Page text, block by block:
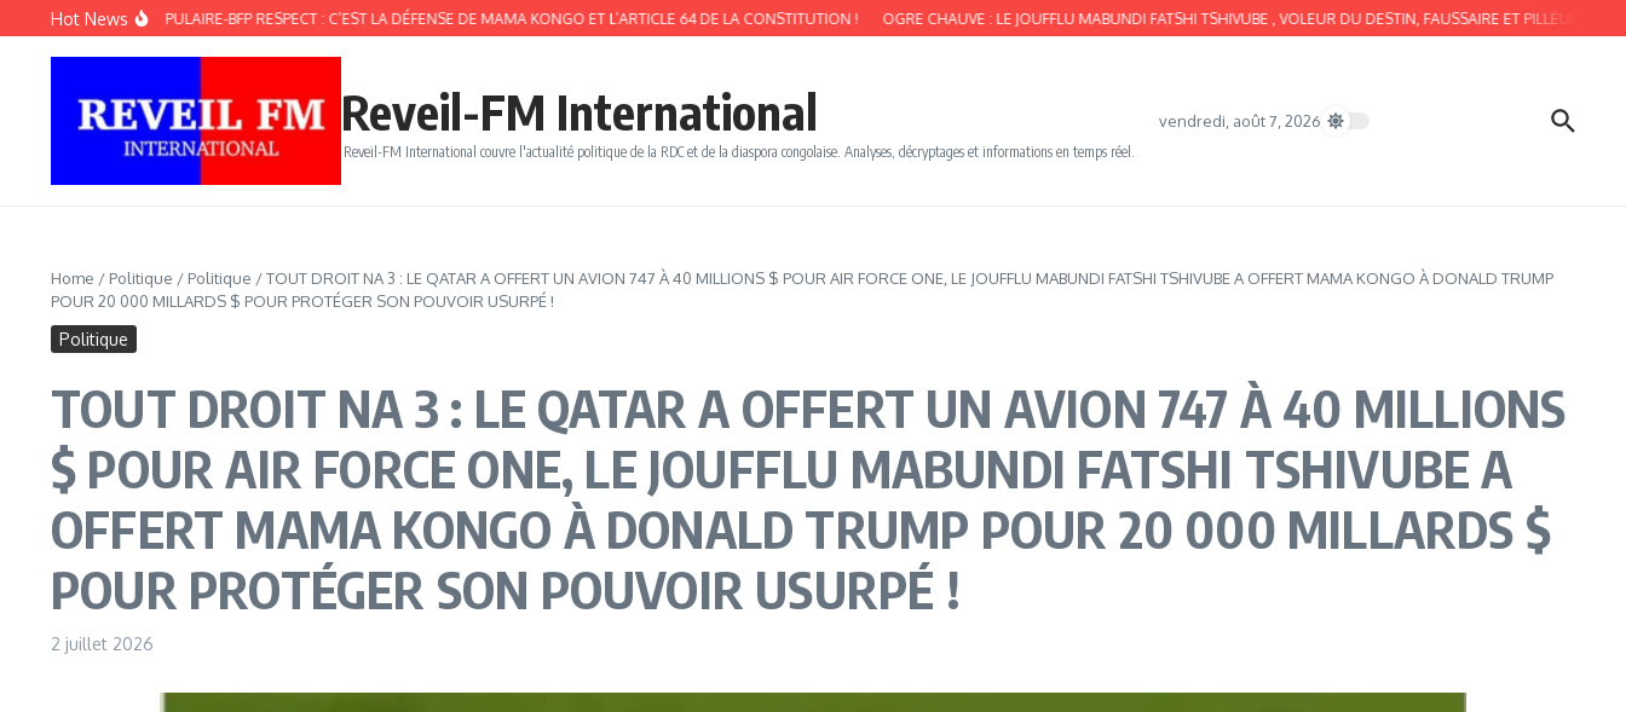
Aller au contenu
Hot News
FRONT POPULAIRE-BFP RESPECT : C’EST LA DÉFENSE DE MAMA KONGO ET L’ARTICLE 64 DE LA CONSTITUTION ! OGRE CHAUVE : LE JOUFFLU MABUNDI FATSHI TSHIVUBE , VOLEUR DU DESTIN, FAUSSAIRE ET PILLEUR, EST BIPOLAIRE !
Reveil-FM International
Reveil-FM International couvre l'actualité politique de la RDC et de la diaspora congolaise. Analyses, décryptages et informations en temps réel.
vendredi, août 7, 2026
Home / Politique / Politique /TOUT DROIT NA 3 : LE QATAR A OFFERT UN AVION 747 À 40 MILLIONS $ POUR AIR FORCE ONE, LE JOUFFLU MABUNDI FATSHI TSHIVUBE A OFFERT MAMA KONGO À DONALD TRUMP
POUR 20 000 MILLARDS $ POUR PROTÉGER SON POUVOIR USURPÉ !
Politique
TOUT DROIT NA 3 : LE QATAR A OFFERT UN AVION 747 À 40 MILLIONS
$ POUR AIR FORCE ONE, LE JOUFFLU MABUNDI FATSHI TSHIVUBE A
OFFERT MAMA KONGO À DONALD TRUMP POUR 20 000 MILLARDS $
POUR PROTÉGER SON POUVOIR USURPÉ !
2 juillet 2026